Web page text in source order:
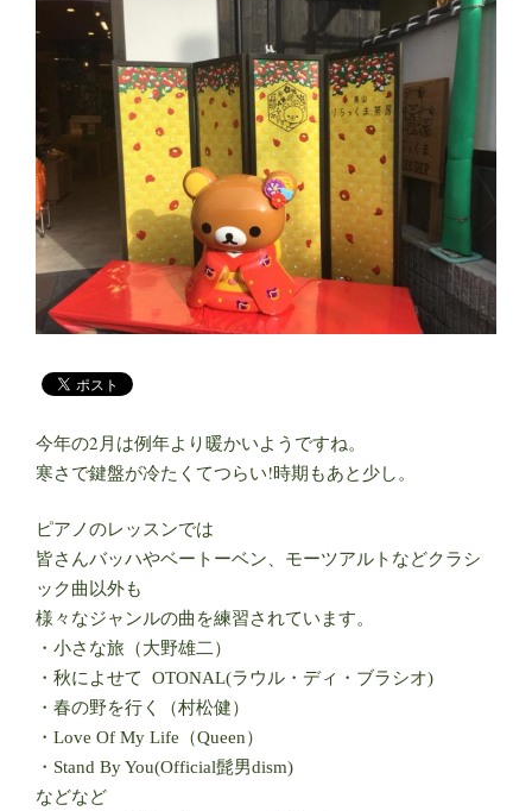
今年の2月は例年より暖かいようですね。
寒さで鍵盤が冷たくてつらい!時期もあと少し。
ピアノのレッスンでは
皆さんバッハやベートーベン、モーツアルトなどクラシ
ック曲以外も
様々なジャンルの曲を練習されています。
・小さな旅（大野雄二）
・秋によせて OTONAL(ラウル・ディ・ブラシオ)
・春の野を行く（村松健）
・Love Of My Life（Queen）
・Stand By You(Official髭男dism)
などなど